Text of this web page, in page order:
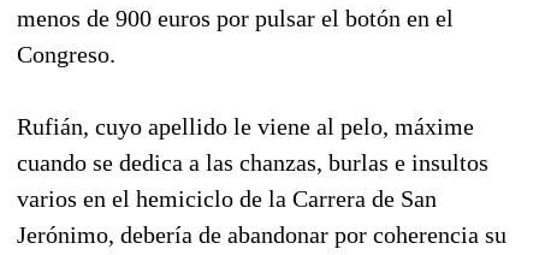
menos de 900 euros por pulsar el botón en el
Congreso.
Rufián, cuyo apellido le viene al pelo, máxime
cuando se dedica a las chanzas, burlas e insultos
varios en el hemiciclo de la Carrera de San
Jerónimo, debería de abandonar por coherencia su